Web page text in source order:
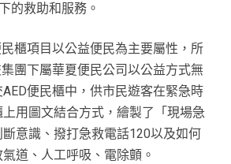
下的救助和服務。
櫃項目以公益便民為主要屬性，所
團下屬華夏便民公司以公益方式無
便民櫃中，供市民遊客在緊急時
用圖文結合方式，繪製了「現場急
意識、撥打急救電話120以及如何
道、人工呼吸、電除顫。